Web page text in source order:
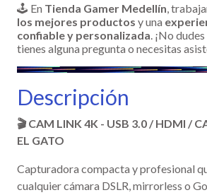
🕹️ En Tienda Gamer Medellín,
los mejores productos y una
confiable y personalizada. ¡No
tienes alguna pregunta o necesitas
Descripción
🎬 CAM LINK 4K - USB 3.0 / HDMI /
EL GATO
Capturadora compacta y profesional
cualquier cámara DSLR, mirrorless o